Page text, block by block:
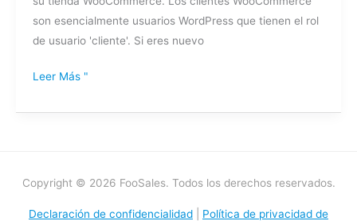
son esencialmente usuarios WordPress que tienen el rol
de usuario 'cliente'. Si eres nuevo
Leer Más "
Copyright © 2026 FooSales. Todos los derechos reservados.
Declaración de confidencialidad
Política de privacidad de